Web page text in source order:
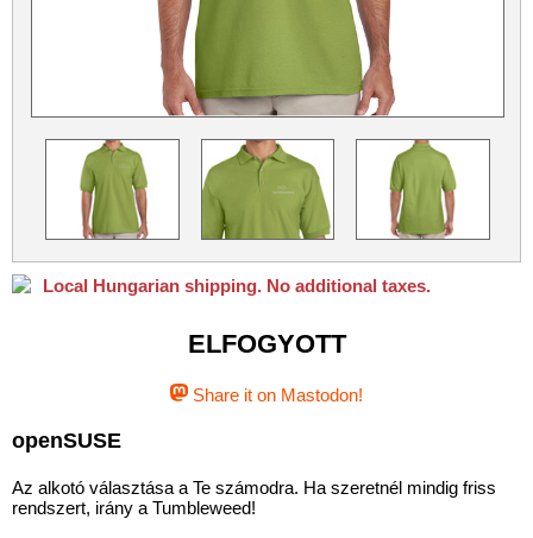
Qubes OS
Slackware Ubuntu
Ubuntu MATE Ubuntu Studio VLC
Xubuntu
Local Hungarian shipping. No additional taxes.
ELFOGYOTT
Share it on Mastodon!
openSUSE
Az alkotó választása a Te számodra. Ha szeretnél mindig friss
rendszert, irány a Tumbleweed!